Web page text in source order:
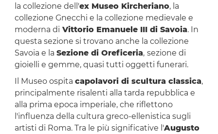
la collezione dell'ex Museo Kircheriano, la
collezione Gnecchi e la collezione medievale e
moderna di Vittorio Emanuele III di Savoia. In
questa sezione si trovano anche la collezione
Savoia e la Sezione di Oreficeria, sezione di
gioielli e gemme, quasi tutti oggetti funerari.
Il Museo ospita capolavori di scultura classica,
principalmente risalenti alla tarda repubblica e
alla prima epoca imperiale, che riflettono
l'influenza della cultura greco-ellenistica sugli
artisti di Roma. Tra le più significative l'Augusto